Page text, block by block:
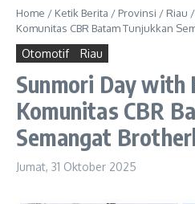
Home / Ketik Berita / Provinsi / Riau /
Komunitas CBR Batam Tunjukkan
Otomotif Riau
Sunmori Day with
Komunitas CBR
Semangat
Jumat, 31 Oktober 2025